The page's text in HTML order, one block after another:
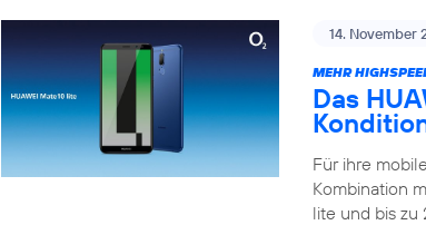
14. November
MEHR
Das
Für ihre
Kombination
lite und bis zu